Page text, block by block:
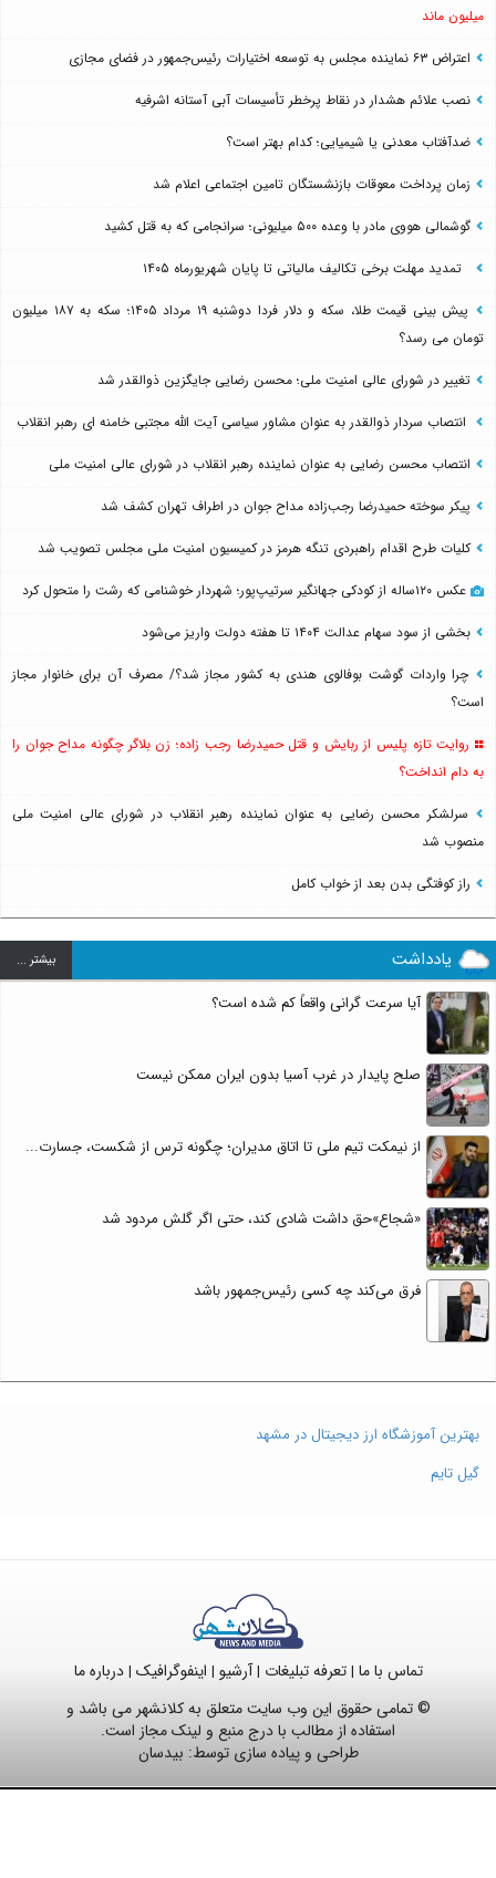
میلیون ماند
اعتراض ۶۳ نماینده مجلس به توسعه اختیارات رئیس‌جمهور در فضای مجازی
نصب علائم هشدار در نقاط پرخطر تأسیسات آبی آستانه اشرفیه
ضدآفتاب‌ معدنی یا شیمیایی؛ کدام بهتر است؟
زمان پرداخت معوقات بازنشستگان تامین اجتماعی اعلام شد
گوشمالی هووی مادر با وعده ۵۰۰ میلیونی؛ سرانجامی که به قتل کشید
تمدید مهلت برخی تکالیف مالیاتی تا پایان شهریورماه ۱۴۰۵
پیش بینی قیمت طلا، سکه و دلار فردا دوشنبه ۱۹ مرداد ۱۴۰۵؛ سکه به ۱۸۷ میلیون
تومان می رسد؟
تغییر در شورای عالی امنیت ملی؛ محسن رضایی جایگزین ذوالقدر شد
انتصاب سردار ذوالقدر به عنوان مشاور سیاسی آیت الله مجتبی خامنه ای رهبر انقلاب
انتصاب محسن رضایی به عنوان نماینده رهبر انقلاب در شورای عالی امنیت ملی
پیکر سوخته حمیدرضا رجب‌زاده مداح جوان در اطراف تهران کشف شد
کلیات طرح اقدام راهبردی تنگه هرمز در کمیسیون امنیت ملی مجلس تصویب شد
عکس ۱۲۰ساله از کودکی جهانگیر سرتیپ‌پور؛ شهردار خوشنامی که رشت را متحول کرد
بخشی از سود سهام عدالت ۱۴۰۴ تا هفته دولت واریز می‌شود
چرا واردات گوشت بوفالوی هندی به کشور مجاز شد؟/ مصرف آن برای خانوار مجاز
است؟
روایت تازه پلیس از ربایش و قتل حمیدرضا رجب زاده؛ زن بلاگر چگونه مداح جوان را
به دام انداخت؟
سرلشکر محسن رضایی به عنوان نماینده رهبر انقلاب در شورای عالی امنیت ملی
منصوب شد
راز کوفتگی بدن بعد از خواب کامل
یادداشت بيشتر ...
آیا سرعت گرانی واقعاً کم شده است؟
صلح پایدار در غرب آسیا بدون ایران ممکن نیست
از نیمکت تیم ملی تا اتاق مدیران؛ چگونه ترس از شکست، جسارت...
«شجاع»حق داشت شادی کند، حتی اگر گلش مردود شد
فرق می‌کند چه کسی رئیس‌جمهور باشد
بهترین آموزشگاه ارز دیجیتال در مشهد
گیل تایم
تماس با ما |تعرفه تبلیغات |آرشیو | اینفوگرافیک |درباره ما
© تمامی حقوق این وب سایت متعلق به کلانشهر می باشد و
استفاده از مطالب با درج منبع و لینک مجاز است.
طراحی و پیاده سازی توسط: بیدسان